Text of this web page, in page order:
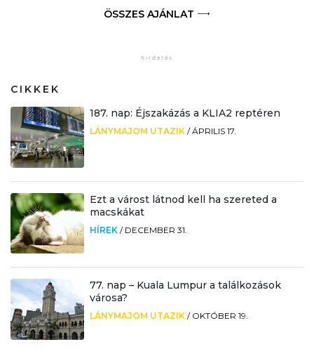
ÖSSZES AJÁNLAT
CIKKEK
187. nap: Éjszakázás a KLIA2 reptéren
LÁNYMAJOM UTAZIK /ÁPRILIS 17.
Ezt a várost látnod kell ha szereted a
macskákat
HÍREK / DECEMBER 31.
77. nap – Kuala Lumpur a találkozások
városa?
LÁNYMAJOM UTAZIK / OKTÓBER 19.